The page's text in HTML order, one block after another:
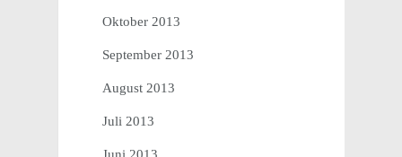
Oktober 2013
September 2013
August 2013
Juli 2013